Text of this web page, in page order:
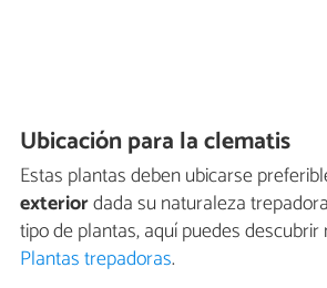
Ubicación para la clematis
Estas plantas deben ubicarse
exteriordada su naturaleza
tipo de plantas, aquí puedes
Plantas trepadoras.